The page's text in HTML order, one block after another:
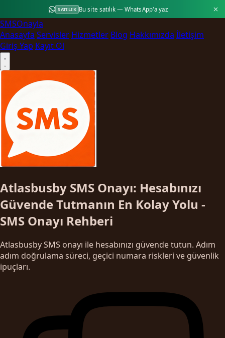
SATILIK Bu site satılık — WhatsApp'a yaz
SMSOnayla
Anasayfa Servisler Hizmetler Blog Hakkımızda İletişim
Giriş Yap Kayıt Ol
Atlasbusby SMS Onayı: Hesabınızı
Güvende Tutmanın En Kolay Yolu -
SMS Onayı Rehberi
Atlasbusby SMS onayı ile hesabınızı güvende tutun. Adım
adım doğrulama süreci, geçici numara riskleri ve güvenlik
ipuçları.